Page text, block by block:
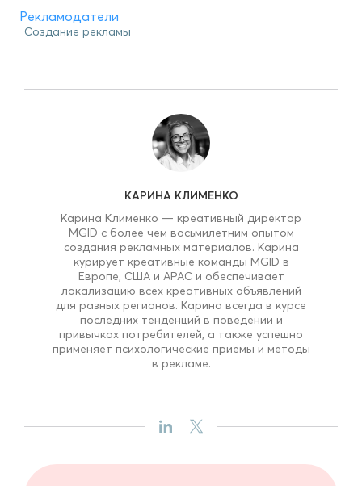
Рекламодатели
Создание рекламы
КАРИНА КЛИМЕНКО
Карина Клименко — креативный директор
MGID с более чем восьмилетним опытом
создания рекламных материалов. Карина
курирует креативные команды MGID в
Европе, США и APAC и обеспечивает
локализацию всех креативных объявлений
для разных регионов. Карина всегда в курсе
последних тенденций в поведении и
привычках потребителей, а также успешно
применяет психологические приемы и методы
в рекламе.